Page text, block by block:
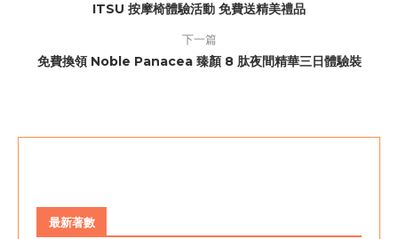
ITSU 按摩椅體驗活動 免費送精美禮品
下一篇
免費換領 Noble Panacea 臻顏 8 肽夜間精華三日體驗裝
最新著數